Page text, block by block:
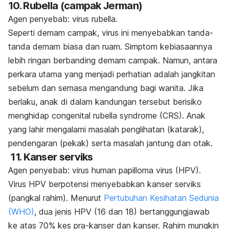
10. Rubella (campak Jerman)
Agen penyebab: virus rubella.
Seperti demam campak, virus ini menyebabkan tanda-
tanda demam biasa dan ruam. Simptom kebiasaannya
lebih ringan berbanding demam campak. Namun, antara
perkara utama yang menjadi perhatian adalah jangkitan
sebelum dan semasa mengandung bagi wanita. Jika
berlaku, anak di dalam kandungan tersebut berisiko
menghidap congenital rubella syndrome (CRS). Anak
yang lahir mengalami masalah penglihatan (katarak),
pendengaran (pekak) serta masalah jantung dan otak.
11. Kanser serviks
Agen penyebab: virus human papilloma virus (HPV).
Virus HPV berpotensi menyebabkan kanser serviks
(pangkal rahim). Menurut Pertubuhan Kesihatan Sedunia
(WHO), dua jenis HPV (16 dan 18) bertanggungjawab
ke atas 70% kes pra-kanser dan kanser. Rahim mungkin